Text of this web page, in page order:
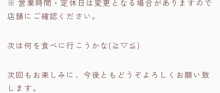
※ 営業時間・定休日は変更となる場合がありますので
店舗にご確認ください。
次は何を食べに行こうかな(≧▽≦)
次回もお楽しみに、今後ともどうぞよろしくお願い致
します。